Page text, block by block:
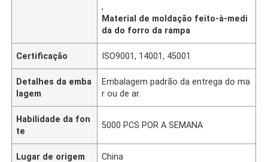
,
Material de moldação feito-à-medi
da do forro da rampa
Certificação ISO9001, 14001, 45001
Detalhes da emba
lagem
Embalagem padrão da entrega do ma
r ou de ar.
Habilidade da fon
te
5000 PCS POR A SEMANA
Lugar de origem China